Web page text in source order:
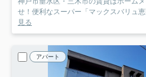
せ！便利なスーパー「マックスバリュ
見る
アパート